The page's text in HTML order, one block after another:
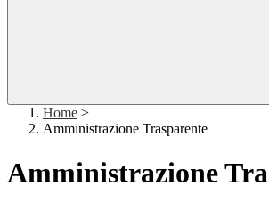
Home >
Amministrazione Trasparente
Amministrazione